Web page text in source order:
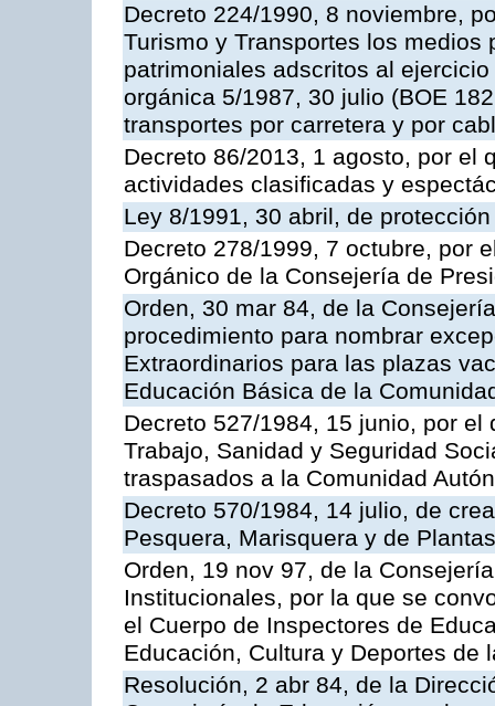
Decreto 224/1990, 8 noviembre,
Turismo y Transportes los
patrimoniales adscritos al
orgánica 5/1987, 30 julio (BOE
transportes por carretera y por
Decreto 86/2013, 1 agosto, por el
actividades clasificadas y
Ley 8/1991, 30 abril, de
Decreto 278/1999, 7 octubre, por
Orgánico de la Consejería de
Orden, 30 mar 84, de la
procedimiento para nombrar
Extraordinarios para las plazas
Educación Básica de la
Decreto 527/1984, 15 junio, por
Trabajo, Sanidad y Seguridad
traspasados a la Comunidad
Decreto 570/1984, 14 julio, de
Pesquera, Marisquera y de
Orden, 19 nov 97, de la
Institucionales, por la que se
el Cuerpo de Inspectores de
Educación, Cultura y Deportes de
Resolución, 2 abr 84, de la